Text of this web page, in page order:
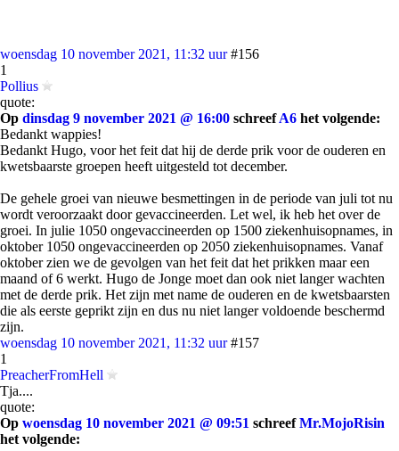
woensdag 10 november 2021, 11:32 uur #156
1
Pollius
quote:
Op dinsdag 9 november 2021 @ 16:00 schreefA6 het volgende:
Bedankt wappies!
Bedankt Hugo, voor het feit dat hij de derde prik voor de ouderen en
kwetsbaarste groepen heeft uitgesteld tot december.
De gehele groei van nieuwe besmettingen in de periode van juli tot nu
wordt veroorzaakt door gevaccineerden. Let wel, ik heb het over de
groei. In julie 1050 ongevaccineerden op 1500 ziekenhuisopnames, in
oktober 1050 ongevaccineerden op 2050 ziekenhuisopnames. Vanaf
oktober zien we de gevolgen van het feit dat het prikken maar een
maand of 6 werkt. Hugo de Jonge moet dan ook niet langer wachten
met de derde prik. Het zijn met name de ouderen en de kwetsbaarsten
die als eerste geprikt zijn en dus nu niet langer voldoende beschermd
zijn.
woensdag 10 november 2021, 11:32 uur #157
1
PreacherFromHell
Tja....
quote:
Op woensdag 10 november 2021 @ 09:51 schreefMr.MojoRisin
het volgende: